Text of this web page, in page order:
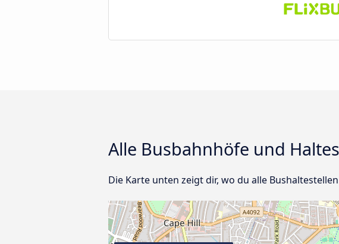
Alle Busbahnhöfe und
Die Karte unten zeigt dir, wo du alle